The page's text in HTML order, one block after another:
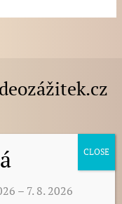
– 7. 8. 2026